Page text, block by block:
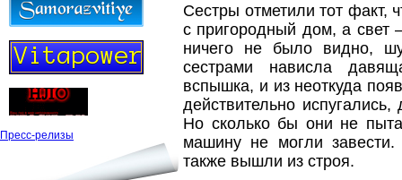
Пресс-релизы
Сестры отметили тот
с пригородный дом, а свет
ничего не было видно,
сестрами нависла
вспышка, и из неоткуда
действительно
Но сколько бы они не
машину не могли завести.
также вышли из строя.